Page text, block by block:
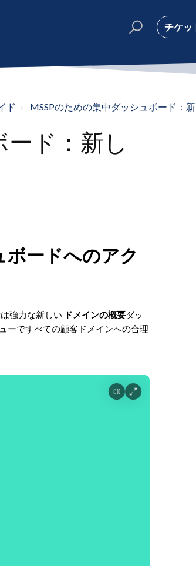
チケッ
ド MSSPのための集中ダッシュボード：
ード：新し
ボードへのアク
強力な新しい ドメインの概要ダッ
ーですべての顧客ドメインへの合理